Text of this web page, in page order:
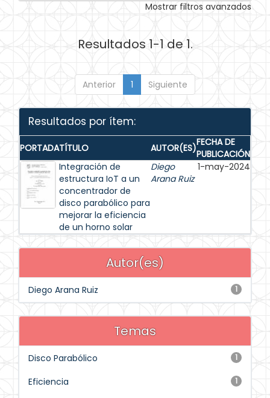
Mostrar filtros avanzados
Resultados 1-1 de 1.
Anterior 1 Siguiente
Resultados por ítem:
PORTADATÍTULO AUTOR(ES)FECHA DE
PUBLICACIÓN
Integración de
estructura IoT a un
concentrador de
disco parabólico para
mejorar la eficiencia
de un horno solar
Diego
Arana Ruiz
1-may-2024
Autor(es)
1
Diego Arana Ruiz
Temas
1
Disco Parabólico
1
Eficiencia